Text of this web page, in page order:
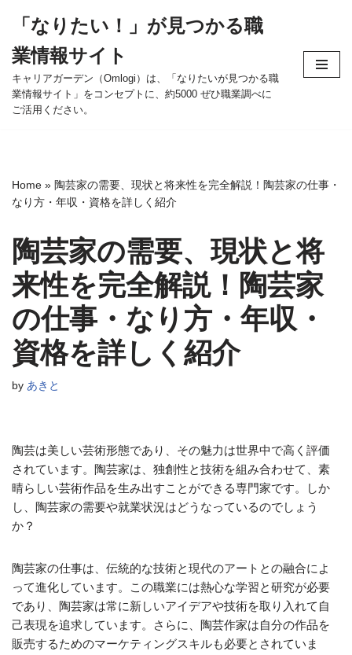
ン
テ
ン
ツ
ッ
プ
「なりたい！」が見つかる職
業情報サイト
キャリアガーデン（Omlogi）は、「なりたいが見つかる職
業情報サイト」をコンセプトに、約5000 ぜひ職業調べに
ご活用ください。
Home » 陶芸家の需要、現状と将来性を完全解説！陶芸家の仕事・
なり方・年収・資格を詳しく紹介
陶芸家の需要、現状と将
来性を完全解説！陶芸家
の仕事・なり方・年収・
資格を詳しく紹介
by あきと
陶芸は美しい芸術形態であり、その魅力は世界中で高く評価
されています。陶芸家は、独創性と技術を組み合わせて、素
晴らしい芸術作品を生み出すことができる専門家です。しか
し、陶芸家の需要や就業状況はどうなっているのでしょう
か？
陶芸家の仕事は、伝統的な技術と現代のアートとの融合によ
って進化しています。この職業には熱心な学習と研究が必要
であり、陶芸家は常に新しいアイデアや技術を取り入れて自
己表現を追求しています。さらに、陶芸作家は自分の作品を
販売するためのマーケティングスキルも必要とされていま